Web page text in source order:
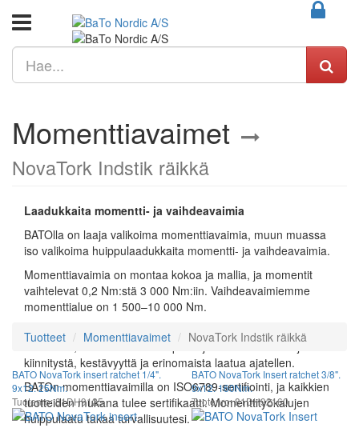
Momenttiavaimet
NovaTork Indstik räikkä
Laadukkaita momentti- ja vaihdeavaimia
BATOlla on laaja valikoima momenttiavaimia, muun muassa
iso valikoima huippulaadukkaita momentti- ja vaihdeavaimia.
Momenttiavaimia on montaa kokoa ja mallia, ja momentit
vaihtelevat 0,2 Nm:stä 3 000 Nm:iin. Vaihdeavaimiemme
momenttialue on 1 500–10 000 Nm.
Kaikki tuotteemme on suunniteltu optimaalista ergonomista
muotoilua, millimetrintarkkaa pultin ja mutterin säätöä ja
kiinnitystä, kestävyyttä ja erinomaista laatua ajatellen.
BATOn momenttiavaimilla on ISO6789-sertifiointi, ja kaikkien
tuotteiden mukana tulee sertifikaatti. Momenttityökalujen
huippulaatu takaa turvallisuutesi.
Tuotteet Momenttiavaimet NovaTork Indstik räikkä
BATO NovaTork insert ratchet 1/4".
9x12. 25Nm.
Tuotenro: 81DH9125
BATO NovaTork Insert ratchet 3/8".
9x12. 160Nm.
Tuotenro: 81DH92160